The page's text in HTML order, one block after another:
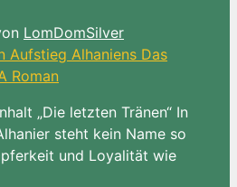
LomDomSilver
„Die letzten Tränen“ In
steht kein Name so
und Loyalität wie